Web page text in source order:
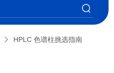
HPLC 色谱柱挑选指南